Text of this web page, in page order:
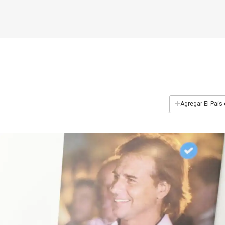
+Agregar El País